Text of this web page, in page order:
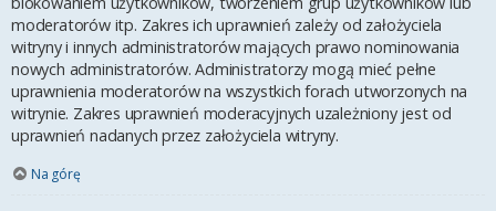
moderatorów itp. Zakres ich uprawnień zależy od założyciela
witryny i innych administratorów mających prawo nominowania
nowych administratorów. Administratorzy mogą mieć pełne
uprawnienia moderatorów na wszystkich forach utworzonych na
witrynie. Zakres uprawnień moderacyjnych uzależniony jest od
uprawnień nadanych przez założyciela witryny.
Na górę